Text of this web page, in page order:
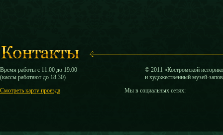
Время работы с 11.00 до 19.00
(кассы работают до 18.30)
Смотреть карту проезда
© 2011 «Костромской
и художественный музей-
Мы в социальных сетях: